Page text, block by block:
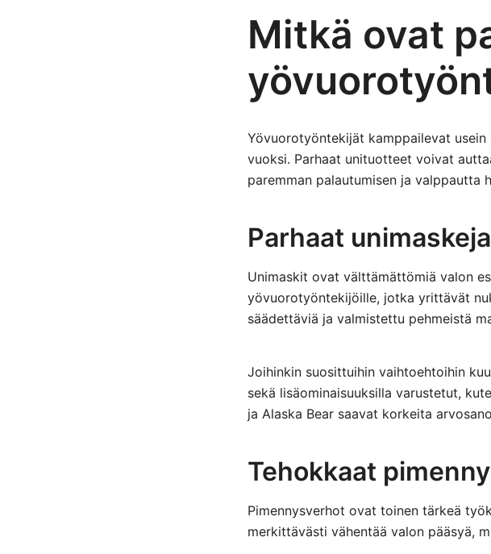
Mitkä ovat
Yövuorotyöntekijät kamppailevat usein
vuoksi. Parhaat unituotteet voivat
paremman palautumisen ja valppautta
Parhaat
Unimaskit ovat välttämättömiä valon
yövuorotyöntekijöille, jotka yrittävät
säädettäviä ja valmistettu pehmeistä
Joihinkin suosittuihin vaihtoehtoihin
sekä lisäominaisuuksilla varustetut,
ja Alaska Bear saavat korkeita
Tehokkaat
Pimennysverhot ovat toinen tärkeä
merkittävästi vähentää valon pääsyä,